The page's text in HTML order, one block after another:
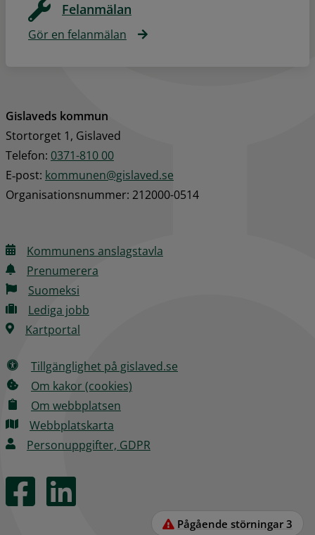
Felanmälan
Gör en felanmälan
Gislaveds kommun
Stortorget 1, Gislaved
Telefon: 0371-810 00
E‑post: kommunen@gislaved.se
Organisationsnummer: 212000-0514
Kommunens anslagstavla
Prenumerera
Suomeksi
Lediga jobb
Kartportal
Tillgänglighet på gislaved.se
Om kakor (cookies)
Om webbplatsen
Webbplatskarta
Personuppgifter, GDPR
Pågående störningar 3